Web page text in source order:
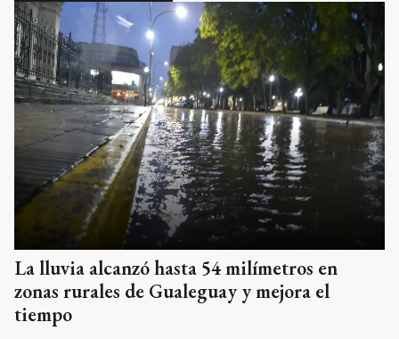
La lluvia alcanzó hasta 54 milímetros en
zonas rurales de Gualeguay y mejora el
tiempo